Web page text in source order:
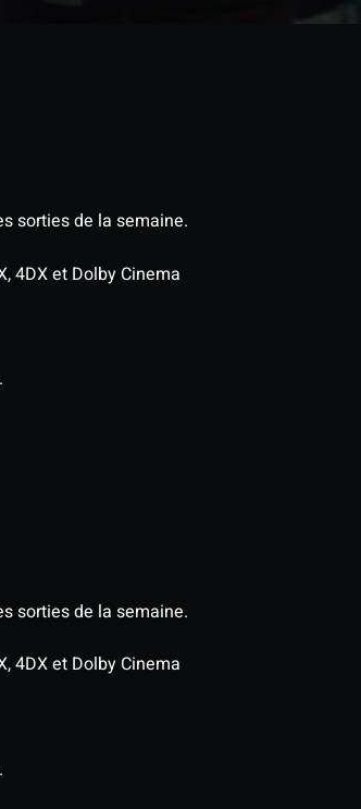
sorties de la semaine.
4DX et Dolby Cinema
sorties de la semaine.
4DX et Dolby Cinema